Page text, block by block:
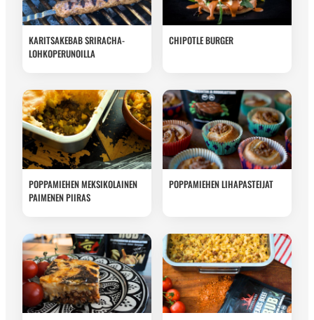
KARITSAKEBAB SRIRACHA-
LOHKOPERUNOILLA
CHIPOTLE BURGER
POPPAMIEHEN MEKSIKOLAINEN
PAIMENEN PIIRAS
POPPAMIEHEN LIHAPASTEIJAT